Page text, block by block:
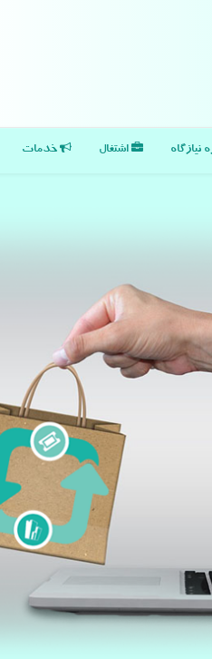
نیازگاه اشتغال خدمات